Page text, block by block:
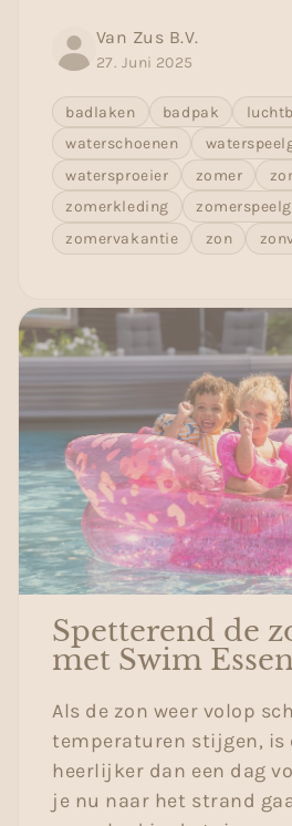
Van Zus B.V.
27. Juni 2025
badlaken badpak
waterschoenen
watersproeier
zomer
zomerkleding
zomervakantie
zon
Spetterend de
met Swim
Als de zon weer volop
temperaturen stijgen, is
heerlijker dan een dag
je nu naar het strand